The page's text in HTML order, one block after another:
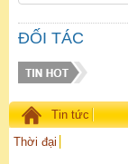
ĐỐI TÁC
Tin tức
Thời đại